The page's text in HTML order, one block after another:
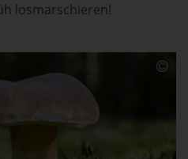
losmarschieren!